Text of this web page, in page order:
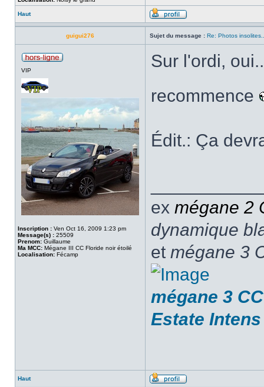
Haut
guigui276 Sujet du message : Re: Photos
VIP
Inscription : Ven Oct 16, 2009 1:23 pm
Message(s) : 25509
Prenom: Guillaume
Ma MCC: Mégane III CC Floride noir étoilé
Localisation: Fécamp
Sur l'ordi,
recommence
Édit.: Ça
ex mégane 2
dynamique
et mégane 3
mégane 3
Estate
Haut